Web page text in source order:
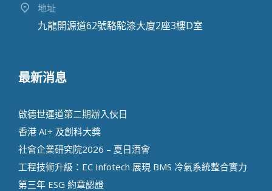
地址
九龍開源道62號駱駝漆大廈2座3樓D室
最新消息
啟德世運道第二期辦⼊伙⽇
香港 AI+ 及創科⼤獎
社會企業研究院2026 – 夏日酒會
工程技術升級：EC Infotech 展現 BMS 冷氣系統整合實力
第三年 ESG 約章認證